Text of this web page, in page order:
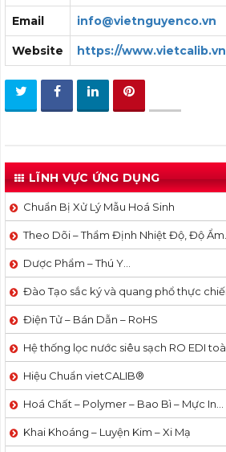
Email info@vietnguyenco.vn
Website https://www.vietcalib.vn
LĨNH VỰC ỨNG DỤNG
Chuẩn Bị Xử Lý Mẫu Hoá Sinh
Theo Dõi – Thẩm Định Nhiệt Độ, Độ
Dược Phẩm – Thú Y…
Đào Tạo sắc ký và quang phổ thực
Điện Tử – Bán Dẫn – RoHS
Hệ thống lọc nước siêu sạch RO EDI​​
Hiệu Chuẩn vietCALIB®
Hoá Chất – Polymer – Bao Bì – Mực In…
Khai Khoáng – Luyện Kim – Xi Mạ